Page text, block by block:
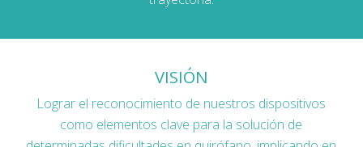
VISIÓN
Lograr el reconocimiento de nuestros dispositivos
como elementos clave para la solución de